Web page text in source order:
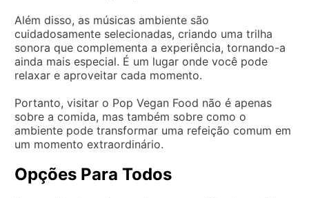
Além disso, as músicas ambiente são
cuidadosamente selecionadas, criando uma trilha
sonora que complementa a experiência, tornando-a
ainda mais especial. É um lugar onde você pode
relaxar e aproveitar cada momento.
Portanto, visitar o Pop Vegan Food não é apenas
sobre a comida, mas também sobre como o
ambiente pode transformar uma refeição comum em
um momento extraordinário.
Opções Para Todos